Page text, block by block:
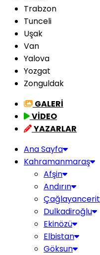
Trabzon
Tunceli
Uşak
Van
Yalova
Yozgat
Zonguldak
GALERİ
VİDEO
YAZARLAR
Ana Sayfa
Kahramanmaraş
Afşin
Andırın
Çağlayancerit
Dulkadiroğlu
Ekinözü
Elbistan
Göksun